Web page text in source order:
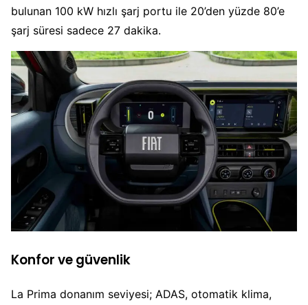
bulunan 100 kW hızlı şarj portu ile 20’den yüzde 80’e
şarj süresi sadece 27 dakika.
Konfor ve güvenlik
La Prima donanım seviyesi; ADAS, otomatik klima,